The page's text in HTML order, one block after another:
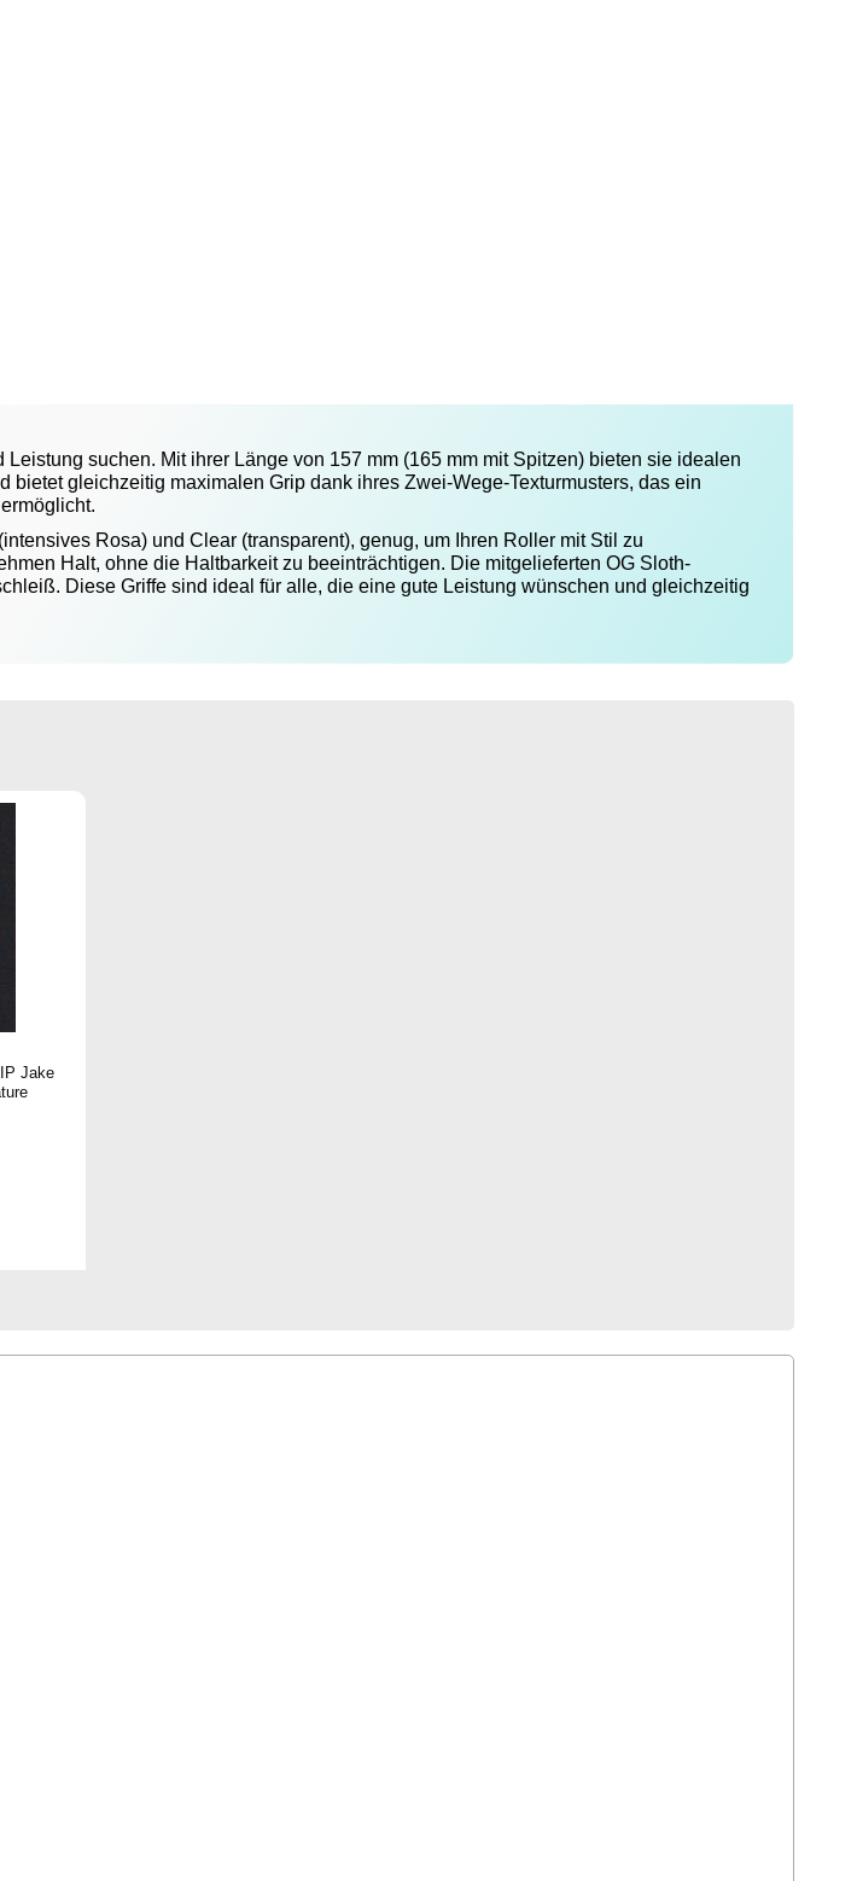
suchen. Mit ihrer Länge von 157 mm (165 mm mit Spitzen) bieten sie idealen
gleichzeitig maximalen Grip dank ihres Zwei-Wege-Texturmusters, das ein
Rosa) und Clear (transparent), genug, um Ihren Roller mit Stil zu
Halt, ohne die Haltbarkeit zu beeinträchtigen. Die mitgelieferten OG Sloth-
Diese Griffe sind ideal für alle, die eine gute Leistung wünschen und gleichzeitig
Jake